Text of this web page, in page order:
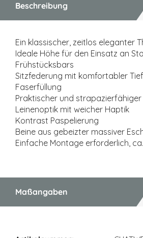
Beschreibung
Ein klassischer, zeitlos eleganter
Ideale Höhe für den Einsatz an
Frühstücksbars
Sitzfederung mit komfortabler
Faserfüllung
Praktischer und
Leinenoptik mit weicher Haptik
Kontrast Paspelierung
Beine aus gebeizter massiver
Einfache Montage erforderlich,
Maßangaben